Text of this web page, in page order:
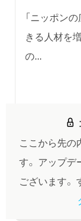
「ニッポン
きる人材を
の...
ここから先の
す。 アップデ
ございます。